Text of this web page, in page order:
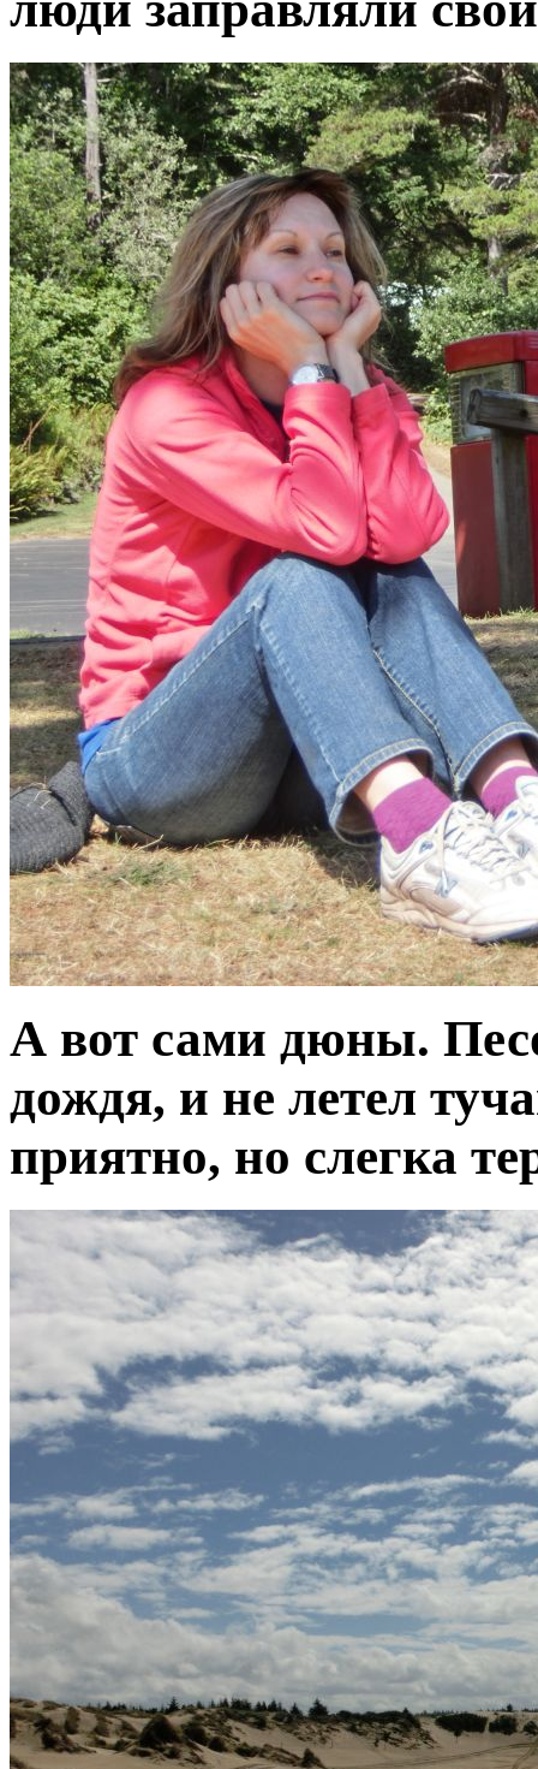
А вот сами дюны.
дождя, и не летел
приятно, но слегка